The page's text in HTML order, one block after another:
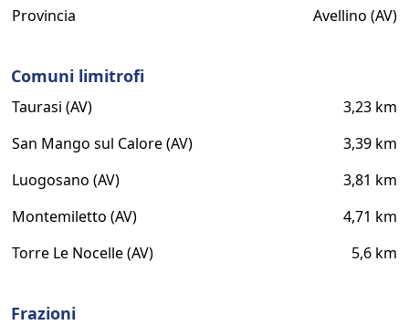
Provincia
Avellino (AV)
Comuni limitrofi
Taurasi (AV)
3,23 km
San Mango sul Calore (AV)
3,39 km
Luogosano (AV)
3,81 km
Montemiletto (AV)
4,71 km
Torre Le Nocelle (AV)
5,6 km
Frazioni